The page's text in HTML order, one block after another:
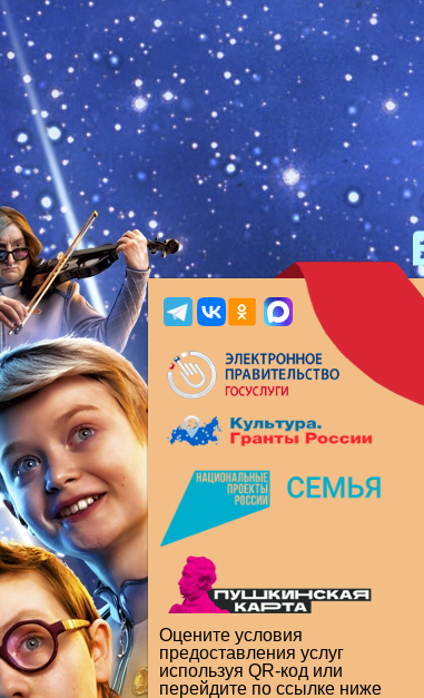
Оцените условия
предоставления услуг
используя QR-код или
перейдите по ссылке ниже